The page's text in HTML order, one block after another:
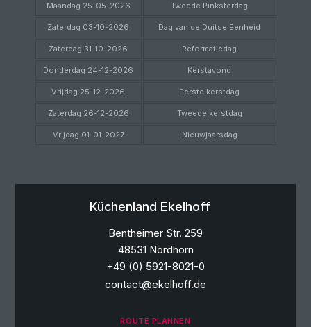
Maandag 25-05-2026 Tweede Pinksterdag
Zaterdag 03-10-2026 Dag van de Duitse Eenheid
Zaterdag 31-10-2026 Reformatiedag
Donderdag 24-12-2026 Kerstavond
Vrijdag 25-12-2026 Eerste kerstdag
Zaterdag 26-12-2026 Tweede kerstdag
Vrijdag 01-01-2027 Nieuwjaarsdag
Küchenland Ekelhoff
Bentheimer Str. 259
48531 Nordhorn
+49 (0) 5921-8021-0
contact@ekelhoff.de
ROUTE PLANNEN